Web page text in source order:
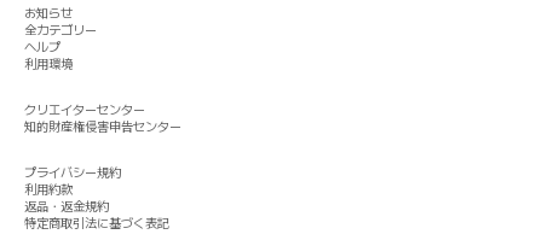
お知らせ
全カテゴリー
ヘルプ
利用環境
クリエイターセンター
知的財産権侵害申告センター
プライバシー規約
利用約款
返品・返金規約
特定商取引法に基づく表記